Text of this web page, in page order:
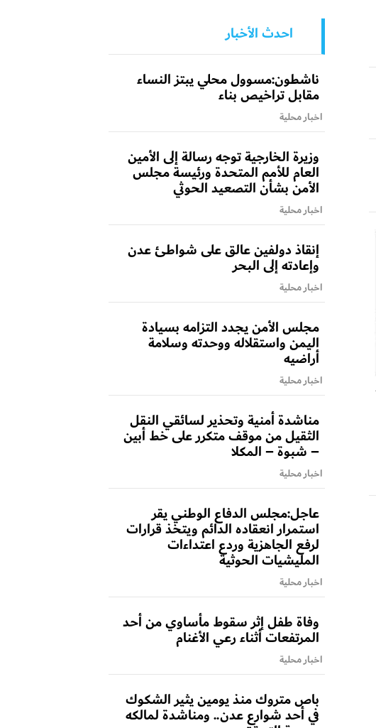
احدث الأخبار
ناشطون:مسوول محلي يبتز النساء
مقابل تراخيص بناء
اخبار محلية
وزيرة الخارجية توجه رسالة إلى الأمين
العام للأمم المتحدة ورئيسة مجلس
الأمن بشأن التصعيد الحوثي
اخبار محلية
إنقاذ دولفين عالق على شواطئ عدن
وإعادته إلى البحر
اخبار محلية
مجلس الأمن يجدد التزامه بسيادة
اليمن واستقلاله ووحدته وسلامة
أراضيه
اخبار محلية
مناشدة أمنية وتحذير لسائقي النقل
الثقيل من موقف متكرر على خط أبين
– شبوة – المكلا
اخبار محلية
عاجل:مجلس الدفاع الوطني يقر
استمرار انعقاده الدائم ويتخذ قرارات
لرفع الجاهزية وردع اعتداءات
المليشيات الحوثية
اخبار محلية
وفاة طفل إثر سقوط مأساوي من أحد
المرتفعات أثناء رعي الأغنام
اخبار محلية
باص متروك منذ يومين يثير الشكوك
في أحد شوارع عدن.. ومناشدة لمالكه